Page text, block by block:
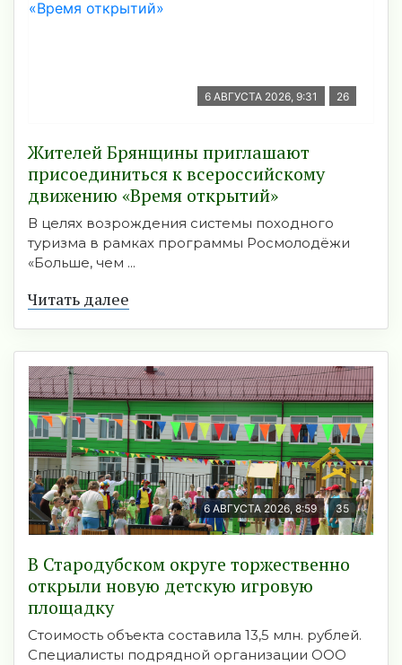
6 АВГУСТА 2026, 9:31 26
Жителей Брянщины приглашают
присоединиться к всероссийскому
движению «Время открытий»
В целях возрождения системы походного
туризма в рамках программы Росмолодёжи
«Больше, чем ...
Читать далее
6 АВГУСТА 2026, 8:59 35
В Стародубском округе торжественно
открыли новую детскую игровую
площадку
Стоимость объекта составила 13,5 млн. рублей.
Специалисты подрядной организации ООО